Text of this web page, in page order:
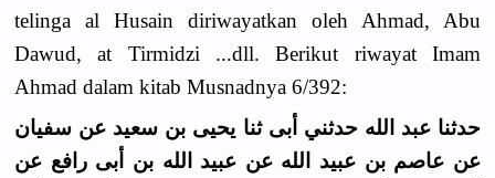
telinga al Husain diriwayatkan oleh Ahmad, Abu
Dawud, at Tirmidzi ...dll. Berikut riwayat Imam
Ahmad dalam kitab Musnadnya 6/392:
حدثنا عبد الله حدثني أبى ثنا يحيى بن سعيد عن سفيان
عن عاصم بن عبيد الله عن عبيد الله بن أبى رافع عن